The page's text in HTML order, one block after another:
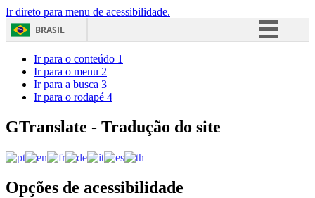
Ir direto para menu de acessibilidade.
BRASIL
Acesso à informação
Ir para o conteúdo 1
Ir para o menu 2
Ir para a busca 3
Ir para o rodapé 4
GTranslate - Tradução do site
Opções de acessibilidade